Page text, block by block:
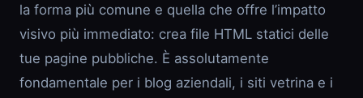
la forma più comune e quella che offre l’impatto
visivo più immediato: crea file HTML statici delle
tue pagine pubbliche. È assolutamente
fondamentale per i blog aziendali, i siti vetrina e i